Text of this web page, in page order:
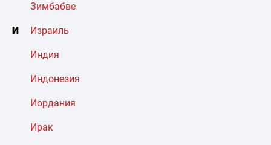
Зимбабве
И Израиль
Индия
Индонезия
Иордания
Ирак